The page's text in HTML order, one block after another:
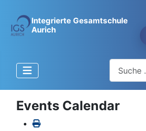
Integrierte Gesamtschule
Aurich
Events Calendar